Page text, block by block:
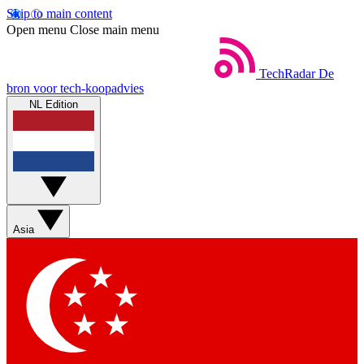
Skip to main content
Open menu Close main menu
TechRadar De
bron voor tech-koopadvies
NL Edition
Asia